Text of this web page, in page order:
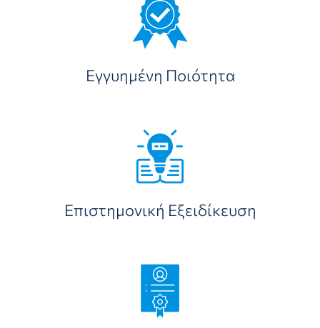
Εγγυημένη Ποιότητα
Επιστημονική Εξειδίκευση